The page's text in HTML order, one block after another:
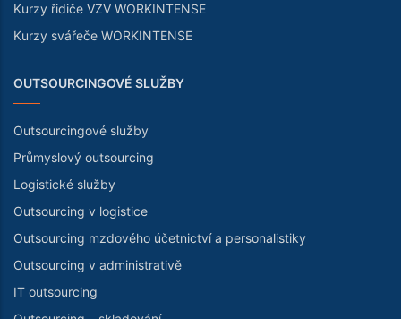
Kurzy řidiče VZV WORKINTENSE
Kurzy svářeče WORKINTENSE
OUTSOURCINGOVÉ SLUŽBY
Outsourcingové služby
Průmyslový outsourcing
Logistické služby
Outsourcing v logistice
Outsourcing mzdového účetnictví a personalistiky
Outsourcing v administrativě
IT outsourcing